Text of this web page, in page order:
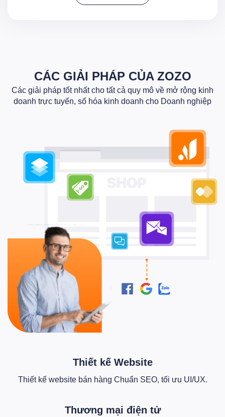
CÁC GIẢI PHÁP CỦA ZOZO
Các giải pháp tốt nhất cho tất cả quy mô về mở rộng kinh
doanh trực tuyến, số hóa kinh doanh cho Doanh nghiệp
Thiết kế Website
Thiết kế website bán hàng Chuẩn SEO, tối ưu UI/UX.
Thương mại điện tử